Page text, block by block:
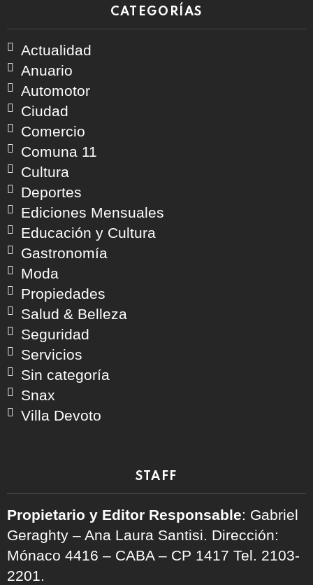
CATEGORÍAS
Actualidad
Anuario
Automotor
Ciudad
Comercio
Comuna 11
Cultura
Deportes
Ediciones Mensuales
Educación y Cultura
Gastronomía
Moda
Propiedades
Salud & Belleza
Seguridad
Servicios
Sin categoría
Snax
Villa Devoto
STAFF
Propietario y Editor Responsable: Gabriel
Geraghty – Ana Laura Santisi. Dirección:
Mónaco 4416 – CABA – CP 1417 Tel. 2103-
2201.